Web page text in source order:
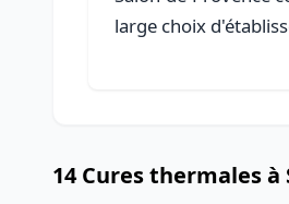
large choix
14 Cures thermales à